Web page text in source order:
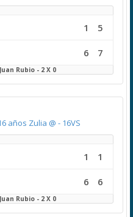
1 5
6 7
Rubio - 2 X 0
años Zulia @ - 16VS
1 1
6 6
Rubio - 2 X 0